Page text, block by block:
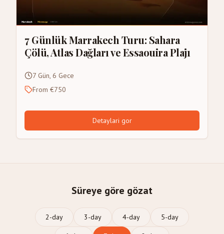
7 Günlük Marrakech Turu: Sahara
Çölü, Atlas Dağları ve Essaouira Plajı
7 Gün, 6 Gece
From €750
Detaylari gor
Süreye göre gözat
2-day 3-day 4-day 5-day